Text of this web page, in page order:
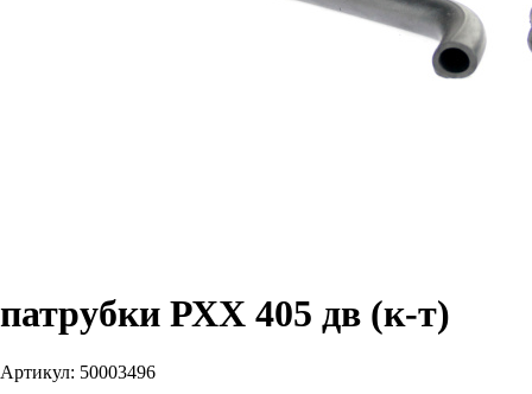
патрубки РХХ 405 дв (к-т)
Артикул: 50003496